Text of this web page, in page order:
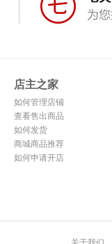
店主之家
如何管理店铺
查看售出商品
如何发货
商城商品推荐
如何申请开店